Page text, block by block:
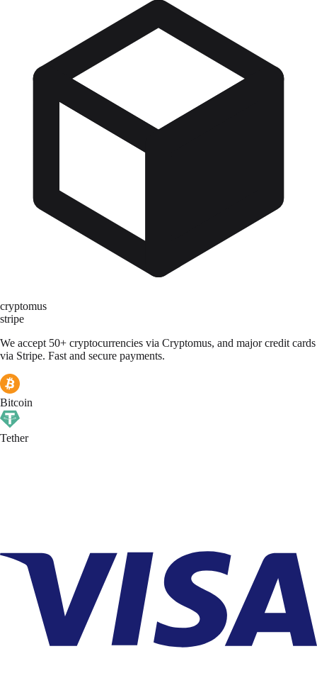
cryptomus
stripe
We accept 50+ cryptocurrencies via Cryptomus, and major credit cards
via Stripe. Fast and secure payments.
Bitcoin
Tether